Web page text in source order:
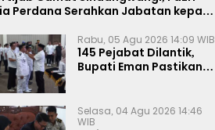
Perdana Serahkan Jabatan kepada
Rabu, 05 Agu 2026 14:09 WIB
145 Pejabat Dilantik,
Bupati Eman Pastikan
Sistem Merit
Selasa, 04 Agu 2026 14:46
WIB